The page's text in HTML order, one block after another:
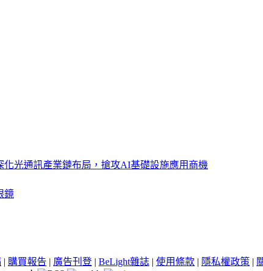
化光通訊產業鏈布局，搶攻AI基礎設施應用商機
鏡
| 購買報告 | 廣告刊登 | BeLight雜誌 | 使用條款 | 隱私權政策 |